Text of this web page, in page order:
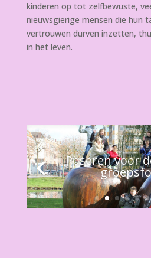
kinderen op tot zelfbewuste,
nieuwsgierige mensen die hun
vertrouwen durven inzetten,
in het leven.
Poseren voor